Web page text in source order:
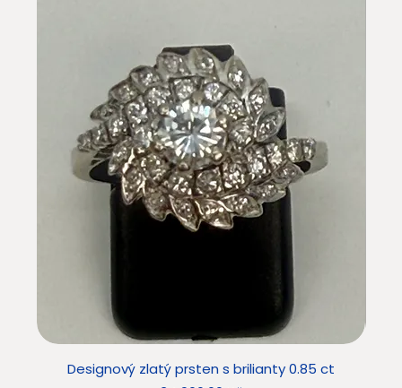
Designový zlatý prsten s brilianty 0.85 ct